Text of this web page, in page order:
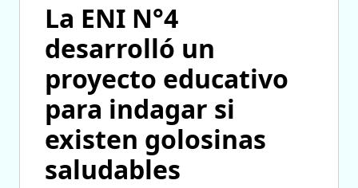
La ENI N°4
desarrolló un
proyecto educativo
para indagar si
existen golosinas
saludables